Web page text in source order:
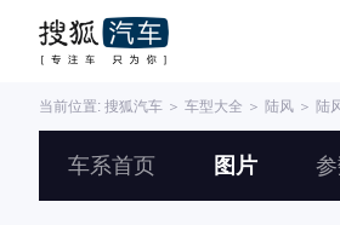
当前位置: 搜狐汽车 ＞ 车型大全 ＞ 陆风 ＞ 陆
车系首页 图片